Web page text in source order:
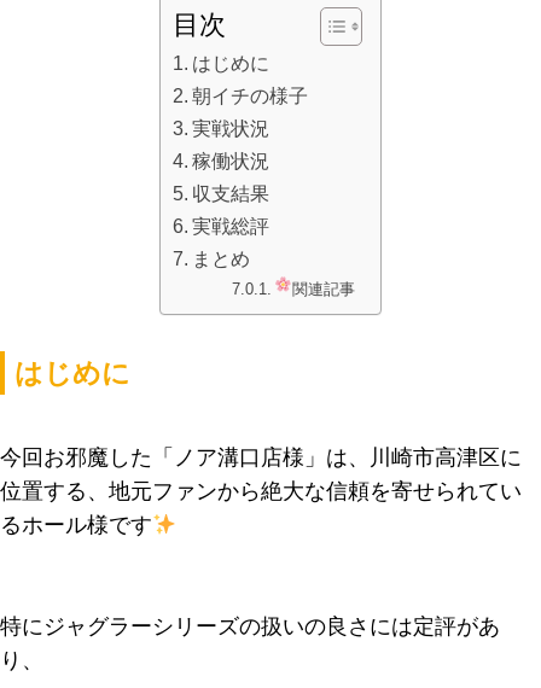
目次
はじめに
朝イチの様子
実戦状況
稼働状況
収支結果
実戦総評
まとめ
関連記事
はじめに
今回お邪魔した「ノア溝口店様」は、川崎市高津区に
位置する、地元ファンから絶大な信頼を寄せられてい
るホール様です
特にジャグラーシリーズの扱いの良さには定評があ
り、